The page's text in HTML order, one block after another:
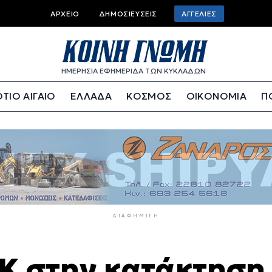
Top
bar
menu
ΑΡΧΕΊΟ ΔΗΜΟΣΙΕΎΣΕΙΣ ΑΓΓΕΛΊΕΣ
ΗΜΕΡΗΣΙΑ ΕΦΗΜΕΡΙΔΑ ΤΩΝ ΚΥΚΛΑΔΩΝ
ΑΙΓΑΙΟ ΕΛΛΑΔΑ ΚΟΣΜΟΣ ΟΙΚΟΝΟΜΙΑ
ΔΙΑΦΉΜΙΣΗ